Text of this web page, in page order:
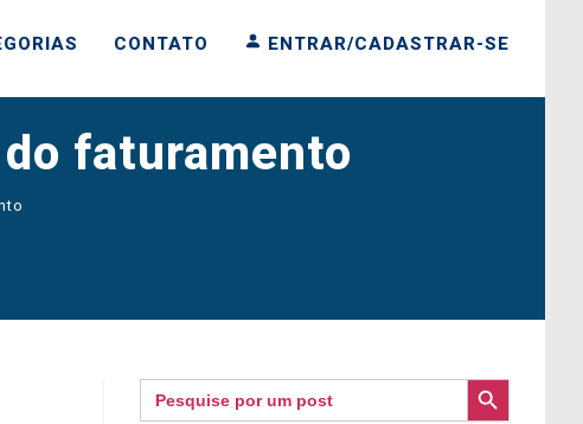
CONTATO ENTRAR/CADASTRAR-SE
faturamento
Search
for:
SEARCH BUTTON